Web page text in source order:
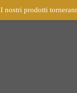
I nostri prodotti